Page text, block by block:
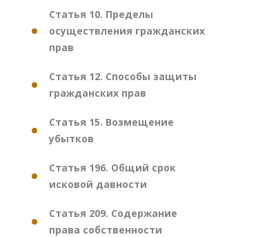
Статья 10. Пределы
осуществления гражданских
прав
Статья 12. Способы защиты
гражданских прав
Статья 15. Возмещение
убытков
Статья 196. Общий срок
исковой давности
Статья 209. Содержание
права собственности